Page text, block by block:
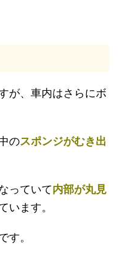
が、車内はさらにボ
のスポンジがむき出
っていて内部が丸見
います。
す。